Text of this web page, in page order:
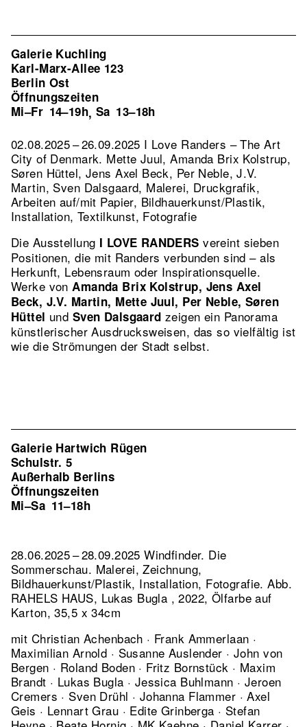
Galerie Kuchling
Karl-Marx-Allee 123
Berlin Ost
Öffnungszeiten
Mi–Fr 14–19h, Sa 13–18h
02.08.2025 – 26.09.2025 I Love Randers – The Art
City of Denmark. Mette Juul, Amanda Brix Kolstrup,
Søren Hüttel, Jens Axel Beck, Per Neble, J.V.
Martin, Sven Dalsgaard, Malerei, Druckgrafik,
Arbeiten auf/mit Papier, Bildhauerkunst/Plastik,
Installation, Textilkunst, Fotografie
Die Ausstellung I LOVE RANDERS vereint sieben
Positionen, die mit Randers verbunden sind – als
Herkunft, Lebensraum oder Inspirationsquelle.
Werke vonAmanda Brix Kolstrup, Jens Axel
Beck, J.V. Martin, Mette Juul, Per Neble, Søren
Hüttel und Sven Dalsgaard zeigen ein Panorama
künstlerischer Ausdrucksweisen, das so vielfältig ist
wie die Strömungen der Stadt selbst.
Galerie Hartwich Rügen
Schulstr. 5
Außerhalb Berlins
Öffnungszeiten
Mi–Sa 11–18h
28.06.2025 – 28.09.2025 Windfinder. Die
Sommerschau. Malerei, Zeichnung,
Bildhauerkunst/Plastik, Installation, Fotografie.Abb.
RAHELS HAUS, Lukas Bugla , 2022, Ölfarbe auf
Karton, 35,5 x 34cm
mit Christian Achenbach · Frank Ammerlaan ·
Maximilian Arnold · Susanne Auslender · John von
Bergen · Roland Boden · Fritz Bornstück · Maxim
Brandt · Lukas Bugla · Jessica Buhlmann · Jeroen
Cremers · Sven Drühl · Johanna Flammer · Axel
Geis · Lennart Grau · Edite Grinberga · Stefan